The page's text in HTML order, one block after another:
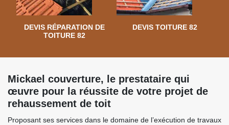
DEVIS RÉPARATION DE
TOITURE 82
DEVIS TOITURE 82
Mickael couverture, le prestataire qui
œuvre pour la réussite de votre projet de
rehaussement de toit
Proposant ses services dans le domaine de l’exécution de travaux